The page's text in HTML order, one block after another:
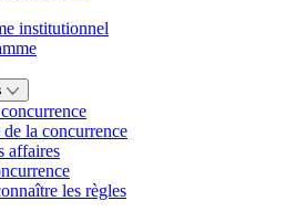
institutionnel
la concurrence
affaires
les règles